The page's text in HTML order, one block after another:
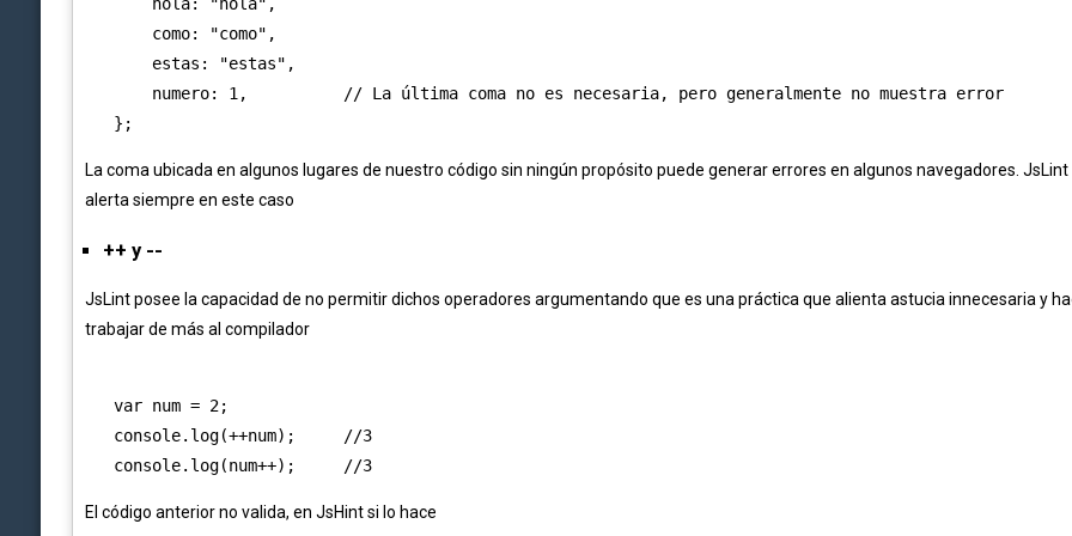
       hola: "hola",
       como: "como",
       estas: "estas",
       numero: 1,          // La última coma no es necesaria, pero generalmente no muestra error
La coma ubicada en algunos lugares de nuestro código sin ningún propósito puede generar errores en algunos navegadores. JsLint
alerta siempre en este caso
++ y --
JsLint posee la capacidad de no permitir dichos operadores argumentando que es una práctica que alienta astucia innecesaria y
trabajar de más al compilador
   var num = 2;
   console.log(++num);     //3
   console.log(num++);     //3
El código anterior no valida, en JsHint si lo hace